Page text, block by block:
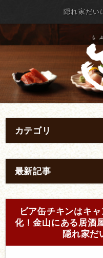
隠れ家だい
カテゴリ
最新記事
ビア缶チキンはキ
化！金山にある居酒
隠れ家だ